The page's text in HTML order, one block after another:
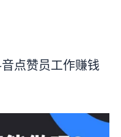
点赞员工作赚钱